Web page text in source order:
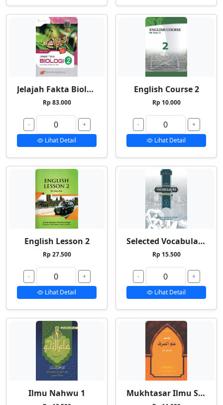
Jelajah Fakta Biologi 2
Rp 83.000
-
+
Lihat Detail
English Course 2
Rp 10.000
-
+
Lihat Detail
English Lesson 2
Rp 27.500
-
+
Lihat Detail
Selected Vocabularies 2
Rp 15.500
-
+
Lihat Detail
Ilmu Nahwu 1 Mukhtasar Ilmu Shorf